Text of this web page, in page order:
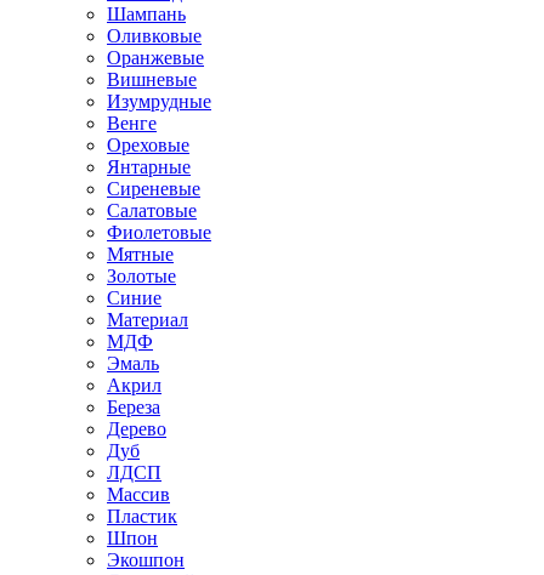
Шампань
Оливковые
Оранжевые
Вишневые
Изумрудные
Венге
Ореховые
Янтарные
Сиреневые
Салатовые
Фиолетовые
Мятные
Золотые
Синие
Материал
МДФ
Эмаль
Акрил
Береза
Дерево
Дуб
ЛДСП
Массив
Пластик
Шпон
Экошпон